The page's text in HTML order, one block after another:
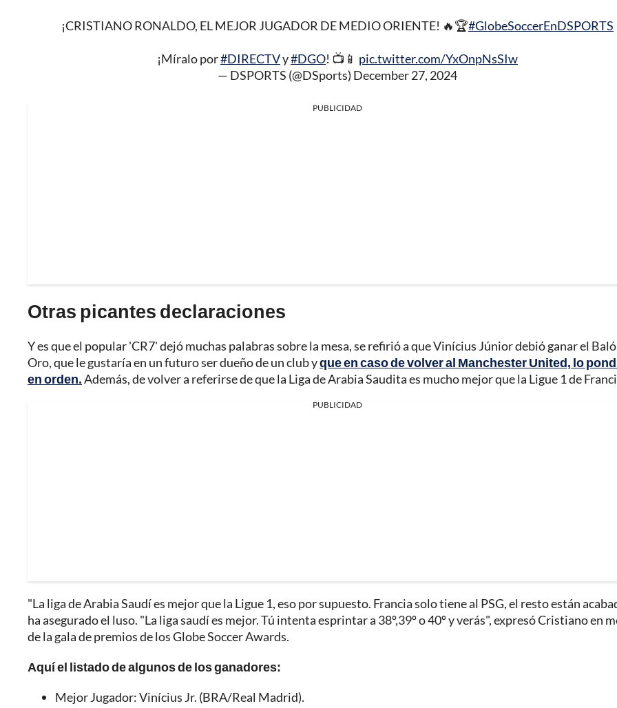
¡CRISTIANO RONALDO, EL MEJOR JUGADOR DE MEDIO ORIENTE! 🔥🏆#GlobeSoccerEnDSPORTS
¡Míralo por#DIRECTVy#DGO! 📺📱 pic.twitter.com/YxOnpNsSIw
— DSPORTS (@DSports) December 27, 2024
PUBLICIDAD
Otras picantes declaraciones
Y es que el popular 'CR7' dejó muchas palabras sobre la mesa, se refirió a que Vinícius Júnior debió ganar el
Oro, que le gustaría en un futuro ser dueño de un club yque en caso de volver al Manchester United, lo
en orden.Además, de volver a referirse de que la Liga de Arabia Saudita es mucho mejor que la Ligue 1 de
PUBLICIDAD
"La liga de Arabia Saudí es mejor que la Ligue 1, eso por supuesto. Francia solo tiene al PSG, el resto están
ha asegurado el luso. "La liga saudí es mejor. Tú intenta esprintar a 38º,39º o 40º y verás", expresó Cristiano en
de la gala de premios de los Globe Soccer Awards.
Aquí el listado de algunos de los ganadores:
Mejor Jugador: Vinícius Jr. (BRA/Real Madrid).